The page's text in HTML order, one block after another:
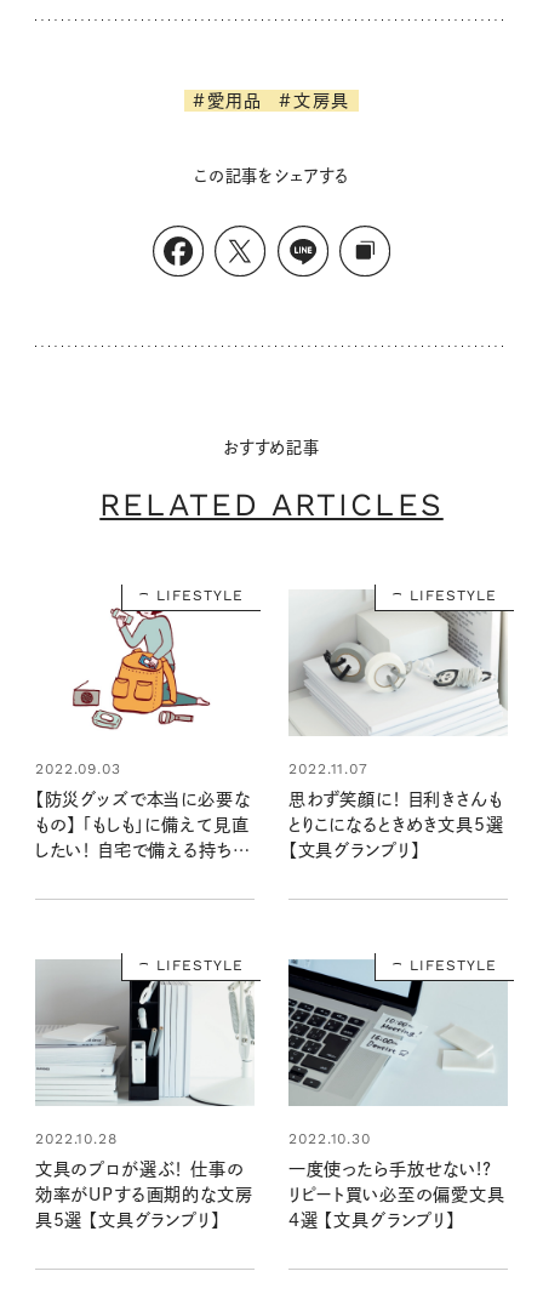
#愛用品 #文房具
この記事をシェアする
おすすめ記事
RELATED ARTICLES
LIFESTYLE
2022.09.03
【防災グッズで本当に必要な
もの】 「もしも」に備えて見直
したい！ 自宅で備える持ち物
LIFESTYLE
2022.11.07
思わず笑顔に！ 目利きさんも
とりこになるときめき文具5選
【文具グランプリ】
LIFESTYLE
2022.10.28
文具のプロが選ぶ！ 仕事の
効率がUPする画期的な文房
具5選 【文具グランプリ】
LIFESTYLE
2022.10.30
一度使ったら手放せない!?
リピート買い必至の偏愛文具
4選 【文具グランプリ】